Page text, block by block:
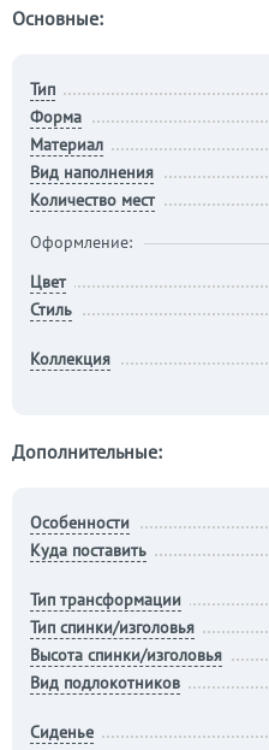
Основные:
Тип
Форма
Материал
Вид наполнения
Количество мест
Оформление:
Цвет
Стиль
Коллекция
Дополнительные:
Особенности
Куда поставить
Тип трансформации
Тип спинки/изголовья
Высота спинки/изголовья
Вид подлокотников
Сиденье